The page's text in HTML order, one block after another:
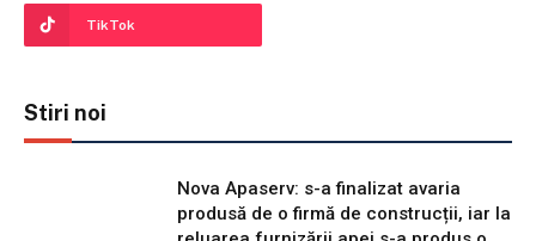
TikTok
Stiri noi
Nova Apaserv: s-a finalizat avaria
produsă de o firmă de construcții, iar la